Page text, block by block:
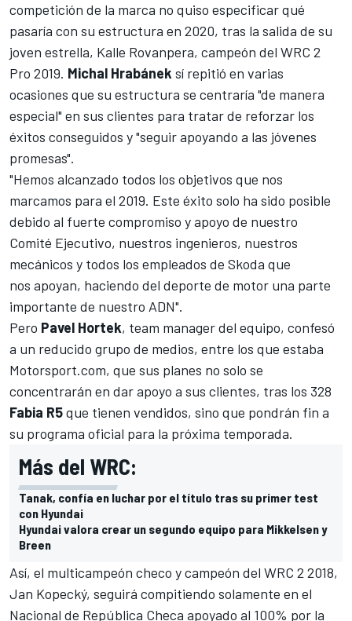
competición de la marca no quiso especificar qué
pasaría con su estructura en 2020, tras la salida de su
joven estrella, Kalle Rovanpera, campeón del WRC 2
Pro 2019. Michal Hrabánek sí repitió en varias
ocasiones que su estructura se centraría "de manera
especial" en sus clientes para tratar de reforzar los
éxitos conseguidos y "seguir apoyando a las jóvenes
promesas".
"Hemos alcanzado todos los objetivos que nos
marcamos para el 2019. Este éxito solo ha sido posible
debido al fuerte compromiso y apoyo de nuestro
Comité Ejecutivo, nuestros ingenieros, nuestros
mecánicos y todos los empleados de Skoda que
nos apoyan, haciendo del deporte de motor una parte
importante de nuestro ADN".
Pero Pavel Hortek, team manager del equipo, confesó
a un reducido grupo de medios, entre los que estaba
Motorsport.com, que sus planes no solo se
concentrarán en dar apoyo a sus clientes, tras los 328
Fabia R5que tienen vendidos, sino que pondrán fin a
su programa oficial para la próxima temporada.
Más del WRC:
Tanak, confía en luchar por el título tras su primer test
con Hyundai
Hyundai valora crear un segundo equipo para Mikkelsen y
Breen
Así, el multicampeón checo y campeón del WRC 2 2018,
Jan Kopecký, seguirá compitiendo solamente en el
Nacional de República Checa apoyado al 100% por la